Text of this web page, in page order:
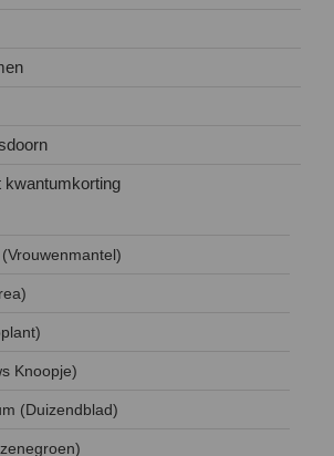
kwantumkorting
Knoopje)
(Duizendblad)